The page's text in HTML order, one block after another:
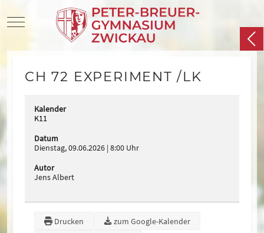
Mobile Menu Toggle
CH 72 EXPERIMENT /LK
Kalender
K11
Datum
Dienstag, 09.06.2026 8:00 Uhr
Autor
Jens Albert
Drucken
zum Google-Kalender